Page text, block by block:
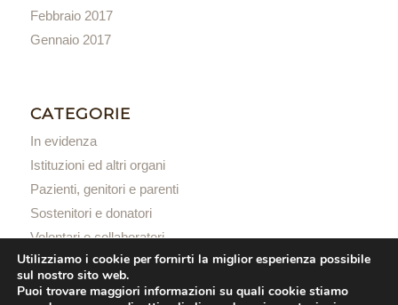
Febbraio 2017
Gennaio 2017
CATEGORIE
In evidenza
Istituzioni ed altri organi
Pazienti, genitori e parenti
Sostenitori e donatori
Volontari e collaboratori
Utilizziamo i cookie per fornirti la miglior esperienza possibile
sul nostro sito web.
Puoi trovare maggiori informazioni su quali cookie stiamo